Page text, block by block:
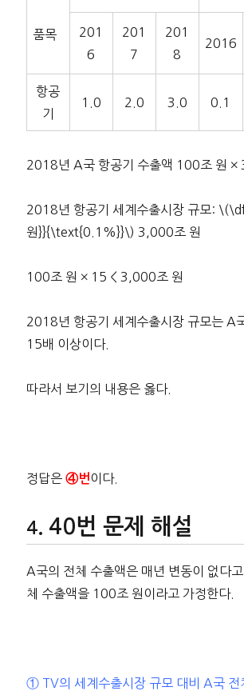
품목
201
6
201
7
201
8
2016
항공
기
1.0 2.0 3.0 0.1
2018년 A국 항공기 수출액 100조 원 ×
2018년 항공기 세계수출시장 규모:
원}}{\text{0.1%}}\) 3,000조 원
100조 원 × 15 < 3,000조 원
2018년 항공기 세계수출시장 규모는 A
15배 이상이다.
따라서 보기의 내용은 옳다.
정답은④번 이다.
40번 문제 해설
A국의 전체 수출액은 매년 변동이 없다
체 수출액을 100조 원이라고 가정한다.
① TV의 세계수출시장 규모 대비 A국 전